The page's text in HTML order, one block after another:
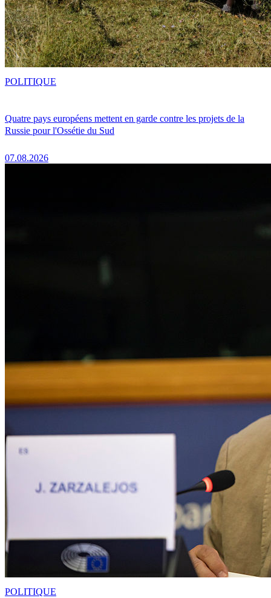
Quatre pays européens mettent en garde contre les projets de la
Russie pour l'Ossétie du Sud
07.08.2026
POLITIQUE
POLITIQUE